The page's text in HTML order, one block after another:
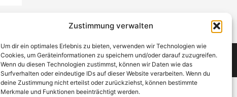
Zustimmung verwalten
Um dir ein optimales Erlebnis zu bieten, verwenden wir Technologien wie
Cookies, um Geräteinformationen zu speichern und/oder darauf zuzugreifen.
Wenn du diesen Technologien zustimmst, können wir Daten wie das
Surfverhalten oder eindeutige IDs auf dieser Website verarbeiten. Wenn du
deine Zustimmung nicht erteilst oder zurückziehst, können bestimmte
Merkmale und Funktionen beeinträchtigt werden.
Copyright © 2021 - 2026 NickiTestet